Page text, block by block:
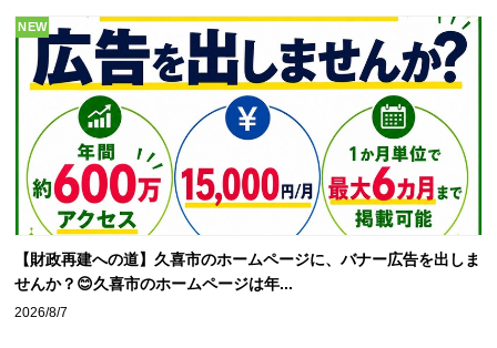
NEW
【財政再建への道】久喜市のホームページに、バナー広告を出しま
せんか？😊久喜市のホームページは年...
2026/8/7